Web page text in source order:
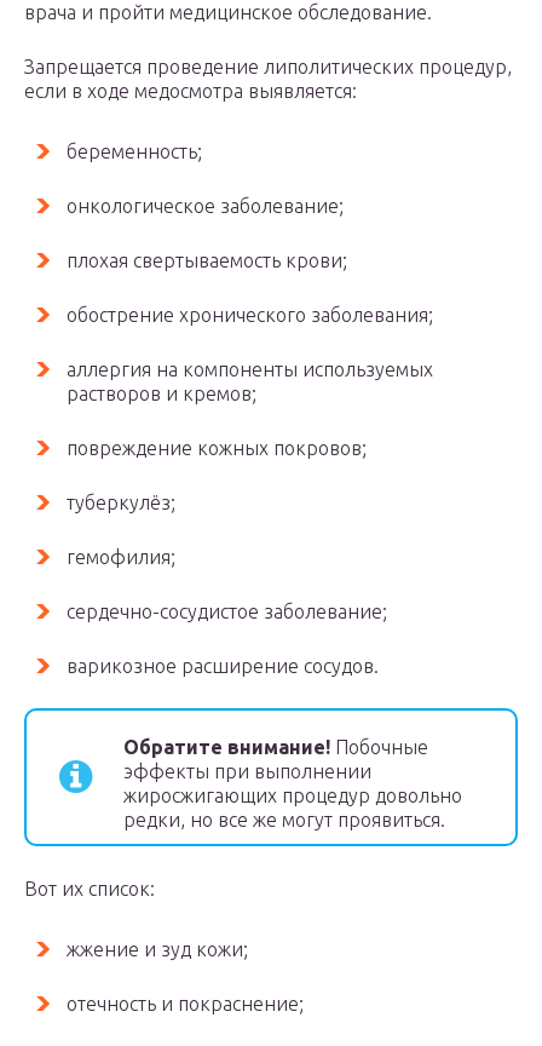
врача и пройти медицинское обследование.
Запрещается проведение липолитических процедур,
если в ходе медосмотра выявляется:
беременность;
онкологическое заболевание;
плохая свертываемость крови;
обострение хронического заболевания;
аллергия на компоненты используемых
растворов и кремов;
повреждение кожных покровов;
туберкулёз;
гемофилия;
сердечно-сосудистое заболевание;
варикозное расширение сосудов.
Обратите внимание! Побочные
эффекты при выполнении
жиросжигающих процедур довольно
редки, но все же могут проявиться.
Вот их список:
жжение и зуд кожи;
отечность и покраснение;